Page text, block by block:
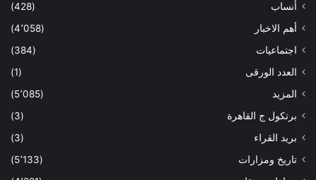
أنساب
(428)
أهم الاخبار
(4٬058)
اجتماعيات
(384)
العدد الورقى
(1)
المزيد
(5٬085)
برتكول ج القاهرة
(3)
بريد القراء
(3)
تاريخ ومزارات
(5٬133)